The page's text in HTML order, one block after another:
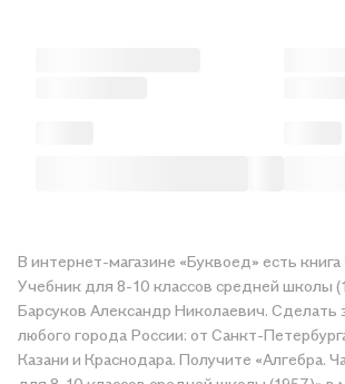
В интернет-магазине «Буквоед» есть книга
Учебник для 8-10 классов средней школы
Барсуков Александр Николаевич. Сделать
любого города России: от Санкт-
Казани и Краснодара. Получите «Алгебра.